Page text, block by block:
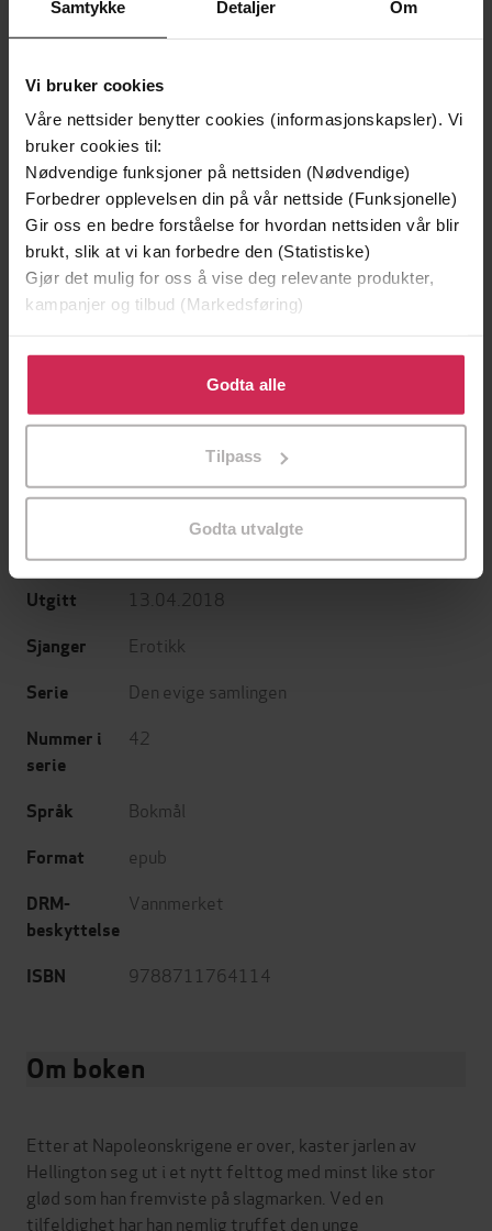
Samtykke Detaljer Om
Vi bruker cookies
Våre nettsider benytter cookies (informasjonskapsler). Vi
bruker cookies til:
Nødvendige funksjoner på nettsiden (Nødvendige)
Forbedrer opplevelsen din på vår nettside (Funksjonelle)
Gir oss en bedre forståelse for hvordan nettsiden vår blir
brukt, slik at vi kan forbedre den (Statistiske)
Gjør det mulig for oss å vise deg relevante produkter,
kampanjer og tilbud (Markedsføring)
Klikk på «Godta alle» for å gi oss ditt samtykke til å
bruke cookies for alle disse formålene. Du kan også
tilpasse ditt samtykke til spesifikke formål ved å klikke
Godta alle
Tilpass
Godta utvalgte
249,-
Stormens søster
218,-
Forfattere Barbara Cartland(forfatter),Vebjørg
Skjelmerud(oversetter)
Forlag
Utgitt 13.04.2018
Sjanger Erotikk
Serie Den evige samlingen
Nummer i
serie
42
Språk Bokmål
Format epub
DRM-
beskyttelse
Vannmerket
ISBN 9788711764114
Om boken
Etter at Napoleonskrigene er over, kaster jarlen av
Hellington seg ut i et nytt felttog med minst like stor
glød som han fremviste på slagmarken. Ved en
tilfeldighet har han nemlig truffet den unge